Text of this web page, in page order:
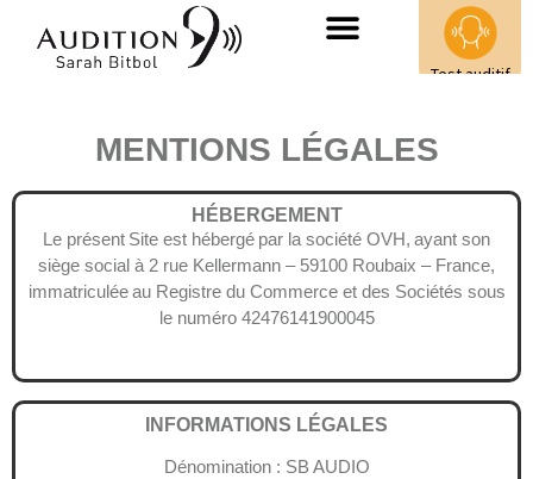
Test auditif
MENTIONS LÉGALES
HÉBERGEMENT
Le présent Site est hébergé par la société OVH, ayant son
siège social à 2 rue Kellermann – 59100 Roubaix – France,
immatriculée au Registre du Commerce et des Sociétés sous
le numéro 42476141900045
INFORMATIONS LÉGALES
Dénomination : SB AUDIO